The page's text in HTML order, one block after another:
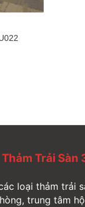
Thảm Trải Sàn
loại thảm trải
trung tâm